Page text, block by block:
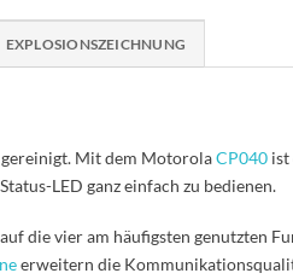
EXPLOSIONSZEICHNUNG
Mit dem MotorolaCP040 ist
LED ganz einfach zu bedienen.
die vier am häufigsten genutzten
erweitern die